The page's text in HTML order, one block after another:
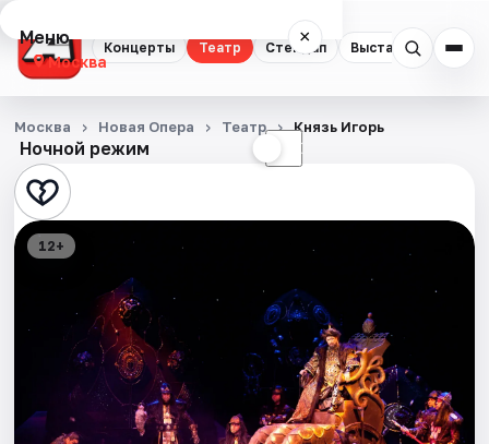
Концерты Театр Стендап Выставки
Меню ×
Москва
Концерты
Театр
Стендап
Выставки
Квесты
Экскурсии
Спорт
Ночной режим ☾
Москва Новая Опера Театр Князь Игорь
12+